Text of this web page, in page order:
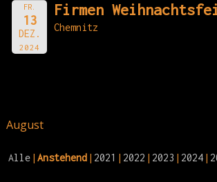
FR.
13
DEZ.
2024
Firmen
Chemnitz
August
Alle Anstehend 2021 2022 2023 2024